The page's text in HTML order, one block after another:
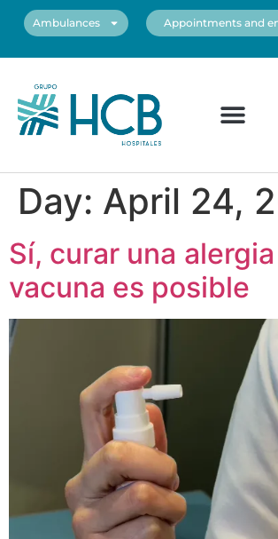
Ambulances Appointments and
Day: April 24,
Sí, curar una
vacuna es posible